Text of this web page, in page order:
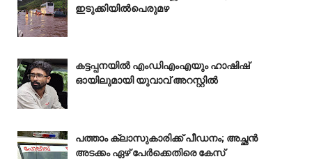
ഇടുക്കിയിൽപെരുമഴ
കട്ടപ്പനയിൽ എംഡിഎംഎയും ഹാഷിഷ്
ഓ‍യിലുമായി യുവാവ് അറസ്റ്റിൽ
പത്താം ക്ലാസുകാരിക്ക് പീഡനം; അച്ഛൻ
അടക്കം ഏഴ് പേർക്കെതിരെ കേസ്